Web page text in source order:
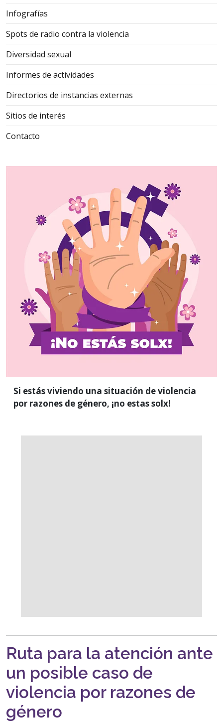
Infografías
Spots de radio contra la violencia
Diversidad sexual
Informes de actividades
Directorios de instancias externas
Sitios de interés
Contacto
Si estás viviendo una situación de violencia
por razones de género, ¡no estas solx!
una situación de
violencia por
razones de género,
¡no estas solx!
Acude con nosotras, nos encontramos al interior de
la UAM Iztapalapa, edificio “M”, primer piso. Junto a
la Coordinación de COSIB, o envíanos un correo a:
genero@xanum.uam.mx
Ruta para la atención ante
un posible caso de
violencia por razones de
género